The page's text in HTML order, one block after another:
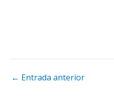
← Entrada anterior